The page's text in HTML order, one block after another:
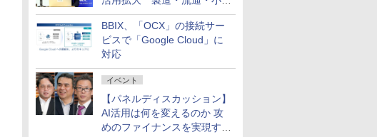
企業・広告代理店などが実装
フェーズへ
BBIX、「OCX」の接続サー
ビスで「Google Cloud」に
対応
イベント
【パネルディスカッション】
AI活用は何を変えるのか 攻
めのファイナンスを実現する